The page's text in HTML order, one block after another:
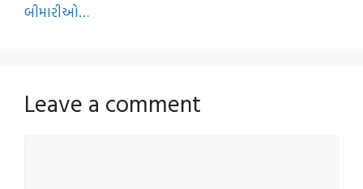
બીમારીઓ…
Leave a comment